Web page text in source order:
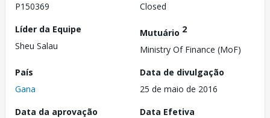
P150369
Closed
Líder da Equipe
Sheu Salau
Mutuário 2
Ministry Of Finance (MoF)
País
Gana
Data de divulgação
25 de maio de 2016
Data da aprovação
Data Efetiva